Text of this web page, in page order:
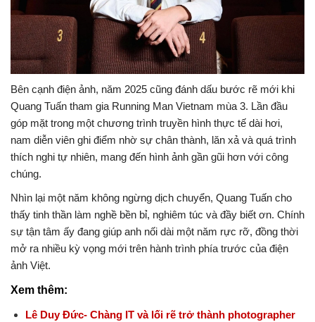
Bên cạnh điện ảnh, năm 2025 cũng đánh dấu bước rẽ mới khi
Quang Tuấn tham gia Running Man Vietnam mùa 3. Lần đầu
góp mặt trong một chương trình truyền hình thực tế dài hơi,
nam diễn viên ghi điểm nhờ sự chân thành, lăn xả và quá trình
thích nghi tự nhiên, mang đến hình ảnh gần gũi hơn với công
chúng.
Nhìn lại một năm không ngừng dịch chuyển, Quang Tuấn cho
thấy tinh thần làm nghề bền bỉ, nghiêm túc và đầy biết ơn. Chính
sự tận tâm ấy đang giúp anh nối dài một năm rực rỡ, đồng thời
mở ra nhiều kỳ vọng mới trên hành trình phía trước của điện
ảnh Việt.
Xem thêm:
Lê Duy Đức- Chàng IT và lối rẽ trở thành photographer